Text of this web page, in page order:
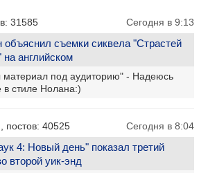
31585 Сегодня в 9:13
объяснил съемки сиквела "Страстей
английском
материал под аудиторию" - Надеюсь
в стиле Нолана:)
постов: 40525 Сегодня в 8:04
4: Новый день" показал третий
второй уик-энд